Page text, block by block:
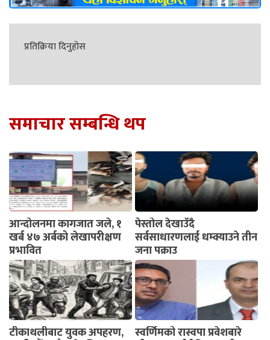
प्रतिक्रिया दिनुहोस
समाचार सम्बन्धि थप
आन्दोलनमा कागजात जले, १
खर्ब ४७ अर्बको लेखापरीक्षण
प्रभावित
पेस्तोल देखाउँदै
सर्वसाधारणलाई धम्क्याउने तीन
जना पक्राउ
टीकाथलीबाट युवक अपहरण, स्वर्णिमको रास्वपा प्रवेशबारे